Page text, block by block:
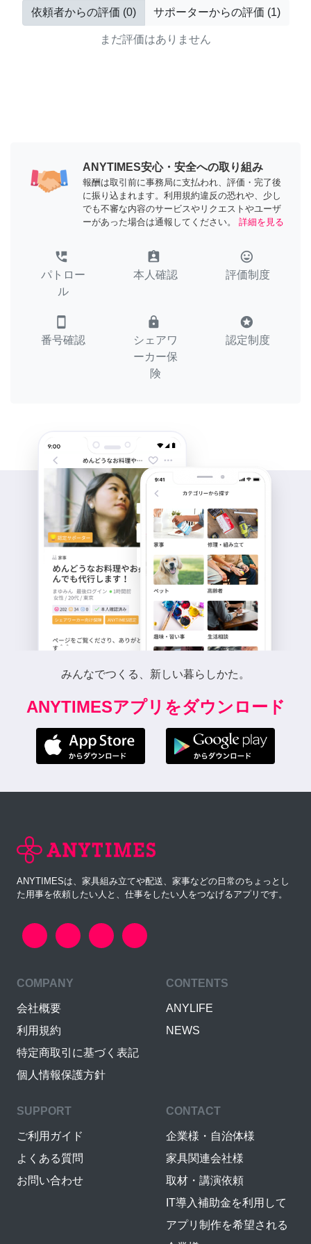
依頼者からの評価 (0) サポーターからの評価 (1)
まだ評価はありません
ANYTIMES安心・安全への取り組み
報酬は取引前に事務局に支払われ、評価・完了後
に振り込まれます。利用規約違反の恐れや、少し
でも不審な内容のサービスやリクエストやユーザ
ーがあった場合は通報してください。
詳細を見る
perm_phone_msg
パトロー
ル
assignment_ind
本人確認
tag_faces
評価制度
smartphone
番号確認
lock
シェアワ
ーカー保
険
stars
認定制度
みんなでつくる、新しい暮らしかた。
ANYTIMESアプリをダウンロード
ANYTIMESは、家具組み立てや配送、家事などの日常のちょっとし
た用事を依頼したい人と、仕事をしたい人をつなげるアプリです。
COMPANY
会社概要
利用規約
特定商取引に基づく表記
個人情報保護方針
CONTENTS
ANYLIFE
NEWS
SUPPORT
ご利用ガイド
よくある質問
お問い合わせ
CONTACT
企業様・自治体様
家具関連会社様
取材・講演依頼
IT導入補助金を利用して
アプリ制作を希望される